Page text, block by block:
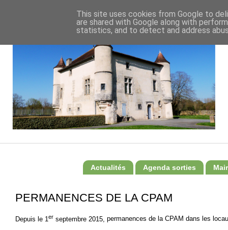
Actualités Agenda sorties
PERMANENCES DE LA CPAM
Depuis le 1er septembre 2015, permanences de la CPAM dans les
This site uses cookies from Google to
are shared with Google along with
statistics, and to detect and address